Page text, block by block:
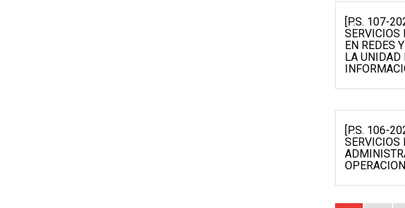
[P.S. 107-
SERVICIOS
EN REDES
LA UNIDAD
[P.S. 106-
SERVICIOS